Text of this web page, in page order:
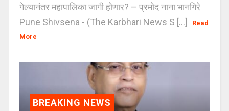
गेल्यानंतर महापालिका जागी होणार? – प्रमोद नाना भानगिरे
Pune Shivsena - (The Karbhari News S [...]
Read
More
BREAKING NEWS